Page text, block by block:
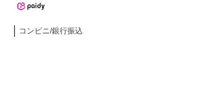
コンビニ/銀行振込